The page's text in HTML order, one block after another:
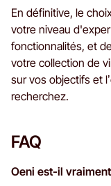
En définitive, le
votre niveau
fonctionnalités, et
votre collection de
sur vos objectifs et
recherchez.
FAQ
Oeni est-il